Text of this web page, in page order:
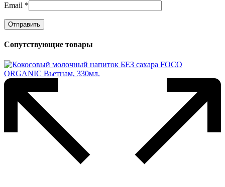
Email *
Сопутствующие товары